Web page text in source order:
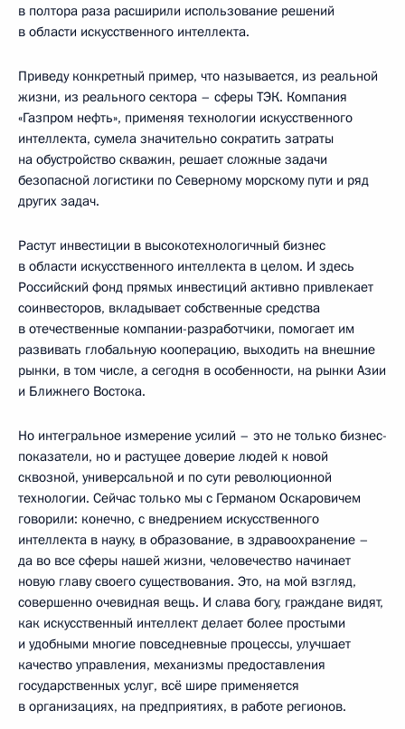
в полтора раза расширили использование решений
в области искусственного интеллекта.
Приведу конкретный пример, что называется, из реальной
жизни, из реального сектора – сферы ТЭК. Компания
«Газпром нефть», применяя технологии искусственного
интеллекта, сумела значительно сократить затраты
на обустройство скважин, решает сложные задачи
безопасной логистики по Северному морскому пути и ряд
других задач.
Растут инвестиции в высокотехнологичный бизнес
в области искусственного интеллекта в целом. И здесь
Российский фонд прямых инвестиций активно привлекает
соинвесторов, вкладывает собственные средства
в отечественные компании-разработчики, помогает им
развивать глобальную кооперацию, выходить на внешние
рынки, в том числе, а сегодня в особенности, на рынки Азии
и Ближнего Востока.
Но интегральное измерение усилий – это не только бизнес-
показатели, но и растущее доверие людей к новой
сквозной, универсальной и по сути революционной
технологии. Сейчас только мы с Германом Оскаровичем
говорили: конечно, с внедрением искусственного
интеллекта в науку, в образование, в здравоохранение –
да во все сферы нашей жизни, человечество начинает
новую главу своего существования. Это, на мой взгляд,
совершенно очевидная вещь. И слава богу, граждане видят,
как искусственный интеллект делает более простыми
и удобными многие повседневные процессы, улучшает
качество управления, механизмы предоставления
государственных услуг, всё шире применяется
в организациях, на предприятиях, в работе регионов.